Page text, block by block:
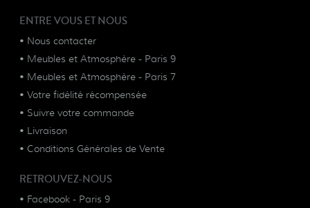
ENTRE VOUS ET NOUS
• Nous contacter
• Meubles et Atmosphère - Paris 9
• Meubles et Atmosphère - Paris 7
• Votre fidélité récompensée
• Suivre votre commande
• Livraison
• Conditions Générales de Vente
RETROUVEZ-NOUS
• Facebook - Paris 9